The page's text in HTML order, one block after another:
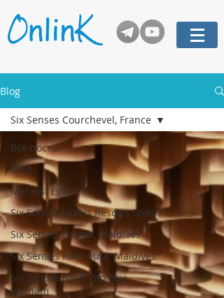
Blog
Все посты
ENVI
Marassi Egypt
Six Senses Hotels Resorts Spas
Six Senses Laamu, Maldives
Six Senses Kanuhura, Maldives
Six Senses Ninh Van Bay,
Vietnam
Six Senses Courchevel, France